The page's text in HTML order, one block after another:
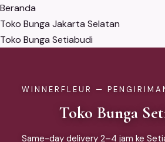
Beranda
Toko Bunga Jakarta Selatan
Toko Bunga Setiabudi
WINNERFLEUR —
Toko Bunga
Same-day delivery 2–4 jam ke